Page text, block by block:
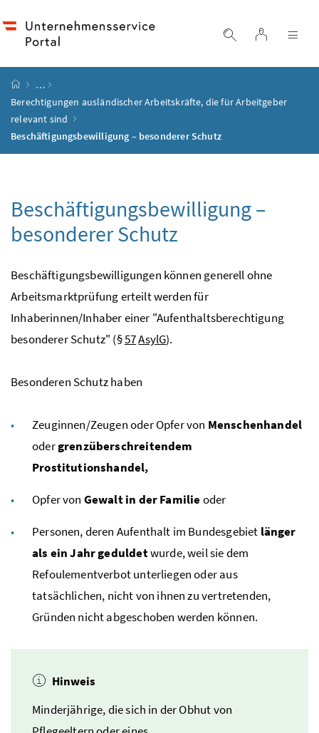
SucheLogin
Startseite
…
Berechtigungen ausländischer Arbeitskräfte, die für Arbeitgeber
relevant sind
Beschäftigungsbewilligung – besonderer Schutz
Beschäftigungsbewilligung –
besonderer Schutz
Beschäftigungsbewilligungen können generell ohne
Arbeitsmarktprüfung erteilt werden für
Inhaberinnen/Inhaber einer "Aufenthaltsberechtigung
besonderer Schutz" (§57AsylG).
Besonderen Schutz haben
Zeuginnen/Zeugen oder Opfer von Menschenhandel
odergrenzüberschreitendem
Prostitutionshandel,
Opfer von Gewalt in der Familieoder
Personen, deren Aufenthalt im Bundesgebiet länger
als ein Jahr geduldetwurde, weil sie dem
Refoulementverbot unterliegen oder aus
tatsächlichen, nicht von ihnen zu vertretenden,
Gründen nicht abgeschoben werden können.
Hinweis
Minderjährige, die sich in der Obhut von